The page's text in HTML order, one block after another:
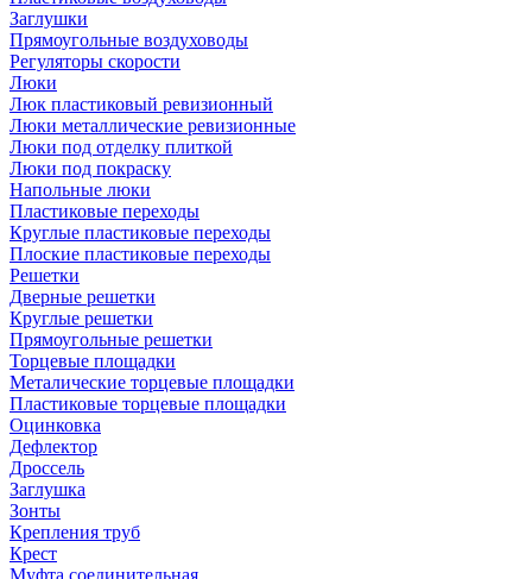
Заглушки
Прямоугольные воздуховоды
Регуляторы скорости
Люки
Люк пластиковый ревизионный
Люки металлические ревизионные
Люки под отделку плиткой
Люки под покраску
Напольные люки
Пластиковые переходы
Круглые пластиковые переходы
Плоские пластиковые переходы
Решетки
Дверные решетки
Круглые решетки
Прямоугольные решетки
Торцевые площадки
Металические торцевые площадки
Пластиковые торцевые площадки
Оцинковка
Дефлектор
Дроссель
Заглушка
Зонты
Крепления труб
Крест
Муфта соединительная